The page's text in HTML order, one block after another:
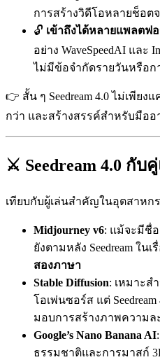
การสร้างวิดีโอหลายช็อต
🔓 เข้าถึงได้หลายแพลตฟ
อย่าง WaveSpeedAI และ
ไม่มีข้อจำกัดรายวันหรือก
👉 สั้น ๆ Seedream 4.0 ไม่เพีย
กว่า และสร้างสรรค์สำหรับมืออ
⚔️ Seedream 4.0 กับ
เทียบกับผู้เล่นสำคัญในอุตสาหก
Midjourney v6: แม้จะมีชื่
ยังตามหลัง Seedream ในเ
สองภาษา
Stable Diffusion: เหมาะ
โอเพ่นซอร์ส แต่
มอบการสร้างภาพความล
Google’s Nano Banana AI
ธรรมชาติและการมาสก์